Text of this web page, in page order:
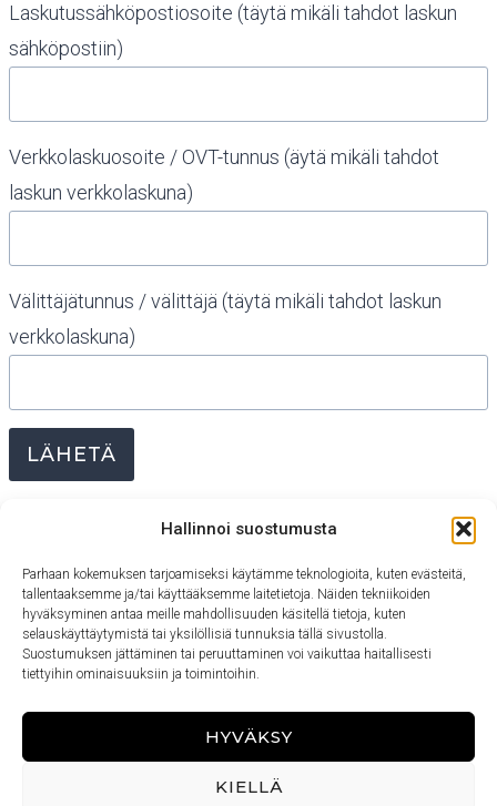
Hallinnoi suostumusta
Parhaan kokemuksen tarjoamiseksi käytämme teknologioita, kuten evästeitä,
tallentaaksemme ja/tai käyttääksemme laitetietoja. Näiden tekniikoiden
hyväksyminen antaa meille mahdollisuuden käsitellä tietoja, kuten
selauskäyttäytymistä tai yksilöllisiä tunnuksia tällä sivustolla.
Suostumuksen jättäminen tai peruuttaminen voi vaikuttaa haitallisesti
tiettyihin ominaisuuksiin ja toimintoihin.
HYVÄKSY
KIELLÄ
Laskutussähköpostiosoite (täytä mikäli tahdot laskun
sähköpostiin)
Verkkolaskuosoite / OVT-tunnus (äytä mikäli tahdot
laskun verkkolaskuna)
Välittäjätunnus / välittäjä (täytä mikäli tahdot laskun
verkkolaskuna)
LÄHETÄ
YHTEYS
TILAUSLOMAKE
OPISKELIJAN OHJEET
TILAUS- JA TOIMITUSEHDOT
TIETOSUOJA